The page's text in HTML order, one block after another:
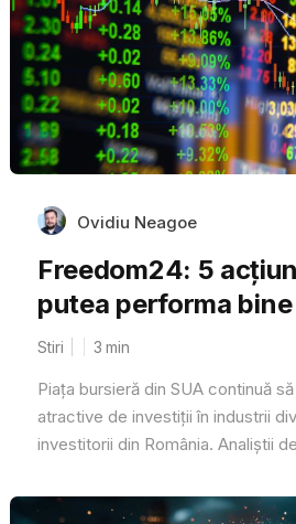
Ovidiu Neagoe
Freedom24: 5
putea performa
Stiri 3 min
Piața bursieră din SUA continuă
atractive de investiții în industrii
investitorii din România. Analiștii